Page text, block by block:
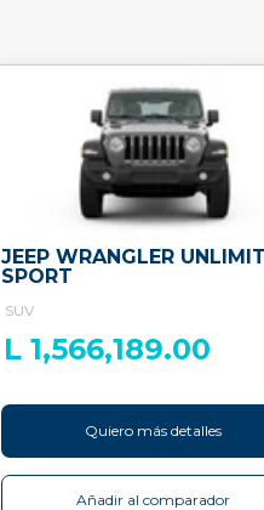
JEEP WRANGLER
SPORT
SUV
L 1,566,189.00
Quiero más detalles
Añadir al comparador